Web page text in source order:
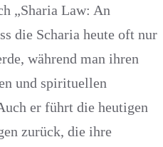
„Sharia Law: An
die Scharia heute oft nur
während man ihren
und spirituellen
er führt die heutigen
zurück, die ihre